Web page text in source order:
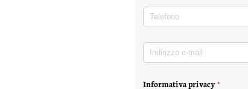
Telefono
Indirizzo e-mail(richiesto)
Informativa privacy*
(richiesto)